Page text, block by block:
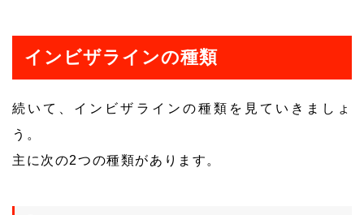
インビザラインの種類
続いて、インビザラインの種類を見ていきましょ
う。
主に次の2つの種類があります。